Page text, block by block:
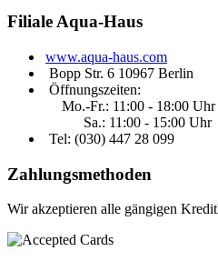
FilialeAqua-Haus
www.aqua-haus.com
Bopp Str. 6 10967 Berlin
Öffnungszeiten:
Mo.-Fr.: 11:00 - 18:00 Uhr
Sa.: 11:00 - 15:00 Uhr
Tel: (030) 447 28 099
Zahlungsmethoden
Wir akzeptieren alle gängigen